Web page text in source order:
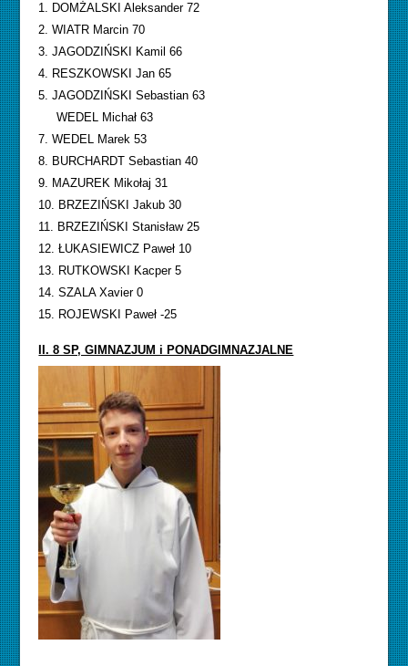
1. DOMŻALSKI Aleksander 72
2. WIATR Marcin 70
3. JAGODZIŃSKI Kamil 66
4. RESZKOWSKI Jan 65
5. JAGODZIŃSKI Sebastian 63
WEDEL Michał 63
7. WEDEL Marek 53
8. BURCHARDT Sebastian 40
9. MAZUREK Mikołaj 31
10. BRZEZIŃSKI Jakub 30
11. BRZEZIŃSKI Stanisław 25
12. ŁUKASIEWICZ Paweł 10
13. RUTKOWSKI Kacper 5
14. SZALA Xavier 0
15. ROJEWSKI Paweł -25
II. 8 SP, GIMNAZJUM i PONADGIMNAZJALNE